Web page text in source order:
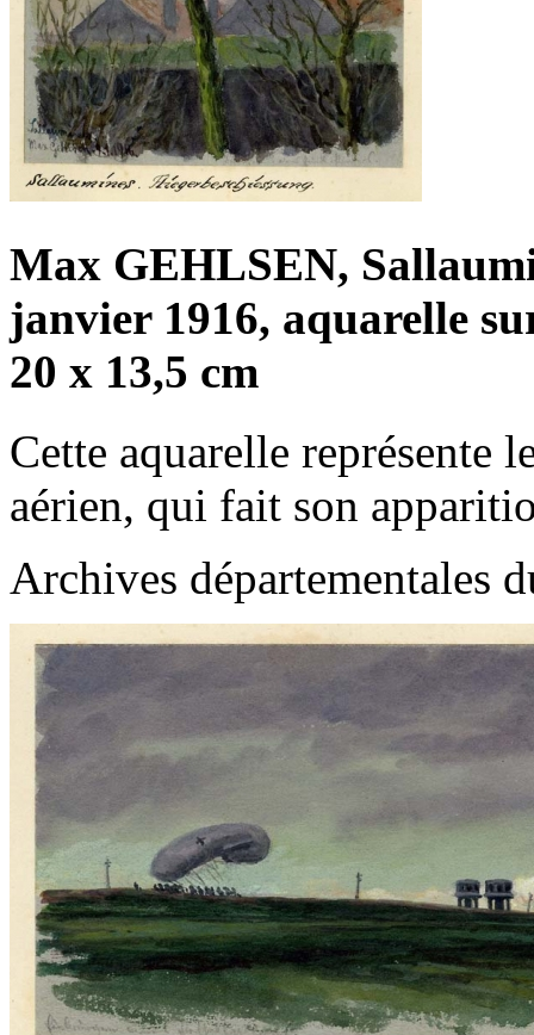
Max GEHLSEN,
janvier 1916, aquarelle
20 x 13,5 cm
Cette aquarelle représente
aérien, qui fait son
Archives départementales